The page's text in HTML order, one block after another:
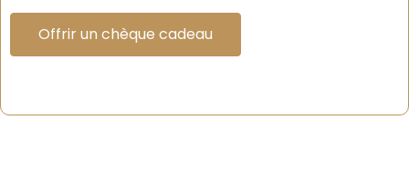
Offrir un chèque cadeau